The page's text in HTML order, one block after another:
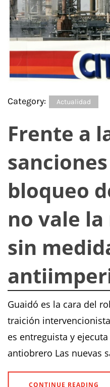
Category: Actualidad
Frente a
bloqueo
no vale
sin
Guaidó es la cara del
traición
es entreguista y
antiobrero Las nuevas
CONTINUE READING